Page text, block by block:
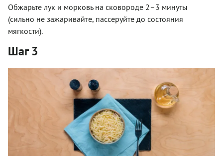
Обжарьте лук и морковь на сковороде 2–3 минуты
(сильно не зажаривайте, пассеруйте до состояния
мягкости).
Шаг 3